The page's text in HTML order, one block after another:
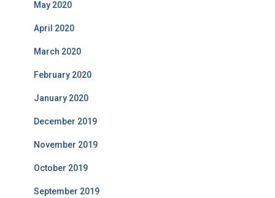
May 2020
April 2020
March 2020
February 2020
January 2020
December 2019
November 2019
October 2019
September 2019